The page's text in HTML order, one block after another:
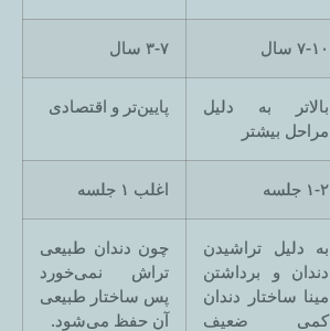
۷-۱۰ سال ۳-۷ سال
بالاتر به دلیل
مراحل بیشتر
پایین‌تر و اقتصادی
۱-۲ جلسه اغلب ۱ جلسه
به دلیل تراشیدن
دندان و برداشتن
مینا ساختار دندان
کمی ضعیف
چون دندان طبیعی
تراش نمی‌خورد
پس ساختار طبیعی
آن حفظ می‌شود.